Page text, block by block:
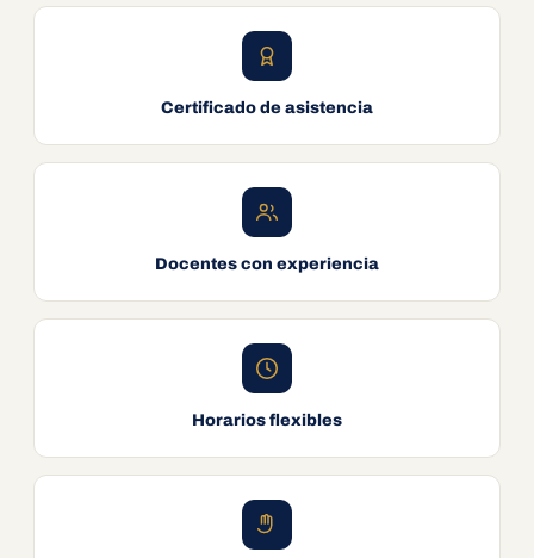
Certificado de asistencia
Docentes con experiencia
Horarios flexibles